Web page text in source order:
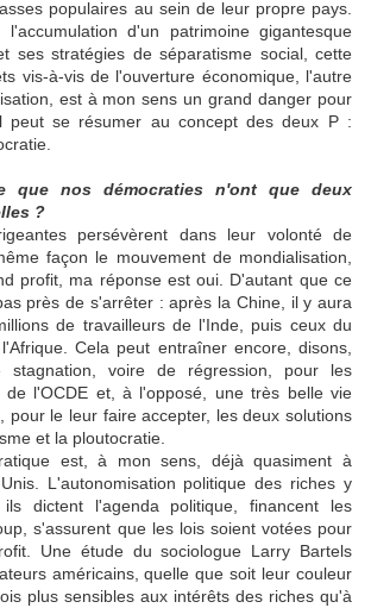
populaires au sein de leur propre pays.
d'un patrimoine gigantesque
ses stratégies de séparatisme social, cette
vis-à-vis de l'ouverture économique, l'autre
est à mon sens un grand danger pour
peut se résumer au concept des deux P :
que nos démocraties n'ont que deux
?
persévèrent dans leur volonté de
façon le mouvement de mondialisation,
profit, ma réponse est oui. D'autant que ce
près de s'arrêter : après la Chine, il y aura
de travailleurs de l'Inde, puis ceux du
Cela peut entraîner encore, disons,
stagnation, voire de régression, pour les
de l'OCDE et, à l'opposé, une très belle vie
pour le leur faire accepter, les deux solutions
et la ploutocratie.
est, à mon sens, déjà quasiment à
L'autonomisation politique des riches y
dictent l'agenda politique, financent les
s'assurent que les lois soient votées pour
Une étude du sociologue Larry Bartels
américains, quelle que soit leur couleur
plus sensibles aux intérêts des riches qu'à